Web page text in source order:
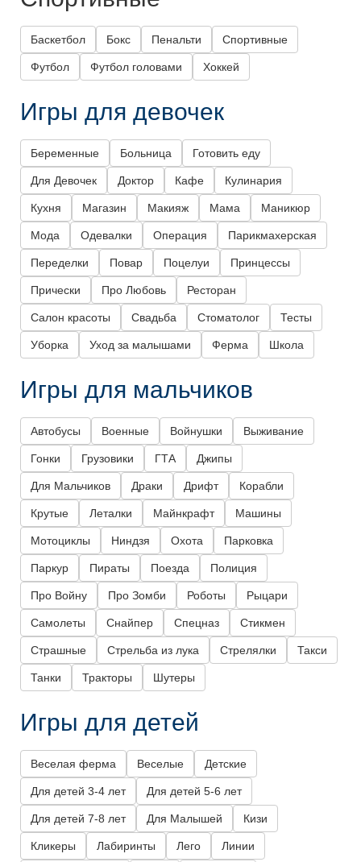
Баскетбол Бокс Пенальти Спортивные
Футбол Футбол головами Хоккей
Игры для девочек
Беременные Больница Готовить еду
Для Девочек Доктор Кафе Кулинария
Кухня Магазин Макияж Мама Маникюр
Мода Одевалки Операция Парикмахерская
Переделки Повар Поцелуи Принцессы
Прически Про Любовь Ресторан
Салон красоты Свадьба Стоматолог Тесты
Уборка Уход за малышами Ферма Школа
Игры для мальчиков
Автобусы Военные Войнушки Выживание
Гонки Грузовики ГТА Джипы
Для Мальчиков Драки Дрифт Корабли
Крутые Леталки Майнкрафт Машины
Мотоциклы Ниндзя Охота Парковка
Паркур Пираты Поезда Полиция
Про Войну Про Зомби Роботы Рыцари
Самолеты Снайпер Спецназ Стикмен
Страшные Стрельба из лука Стрелялки Такси
Танки Тракторы Шутеры
Игры для детей
Веселая ферма Веселые Детские
Для детей 3-4 лет Для детей 5-6 лет
Для детей 7-8 лет Для Малышей Кизи
Кликеры Лабиринты Лего Линии